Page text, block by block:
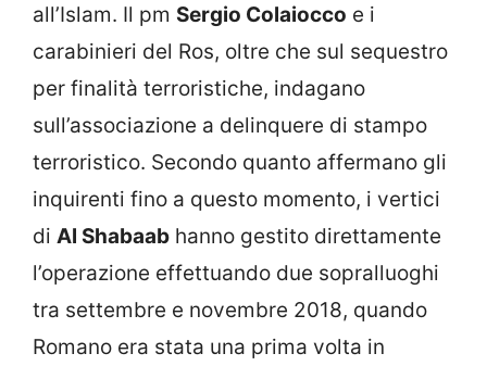
all’Islam. Il pm Sergio Colaiocco e i
carabinieri del Ros, oltre che sul sequestro
per finalità terroristiche, indagano
sull’associazione a delinquere di stampo
terroristico. Secondo quanto affermano gli
inquirenti fino a questo momento, i vertici
di Al Shabaab hanno gestito direttamente
l’operazione effettuando due sopralluoghi
tra settembre e novembre 2018, quando
Romano era stata una prima volta in